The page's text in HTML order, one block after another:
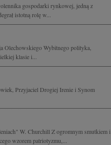
gospodarki rynkowej, jedną z
istotną rolę w...
Olechowskiego Wybitnego polityka,
klasie i...
Przyjaciel Drogiej Irenie i Synom
W. Churchill Z ogromnym smutkiem i
wzorem patriotyzmu,...